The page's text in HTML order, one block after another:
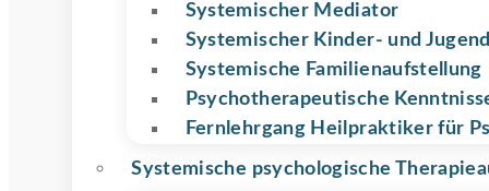
Systemischer Mediator
Systemischer Kinder- und
Systemische Familienaufstellung
Psychotherapeutische
Fernlehrgang Heilpraktiker für
Systemische psychologische